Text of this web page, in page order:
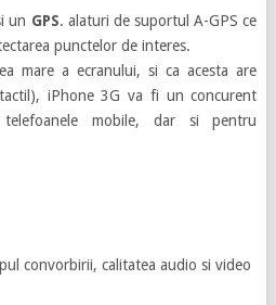
un GPS. alaturi de suportul A-GPS ce
punctelor de interes.
mare a ecranului, si ca acesta are
iPhone 3G va fi un concurent
mobile, dar si pentru
convorbirii, calitatea audio si video